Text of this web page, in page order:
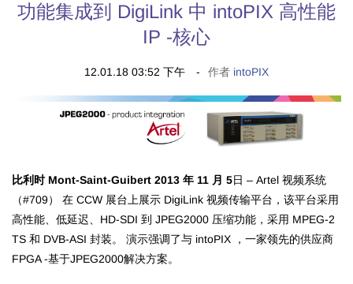
功能集成到 DigiLink 中 intoPIX 高性能
IP -核心
12.01.18 03:52 下午 作者 intoPIX
比利时 Mont-Saint-Guibert 2013 年 11 月 5日 – Artel 视频系统
（#709） 在 CCW 展台上展示 DigiLink 视频传输平台，该平台采用
高性能、低延迟、HD-SDI 到 JPEG2000 压缩功能，采用 MPEG-2
TS 和 DVB-ASI 封装。 演示强调了与 intoPIX ，一家领先的供应商
FPGA -基于JPEG2000解决方案。